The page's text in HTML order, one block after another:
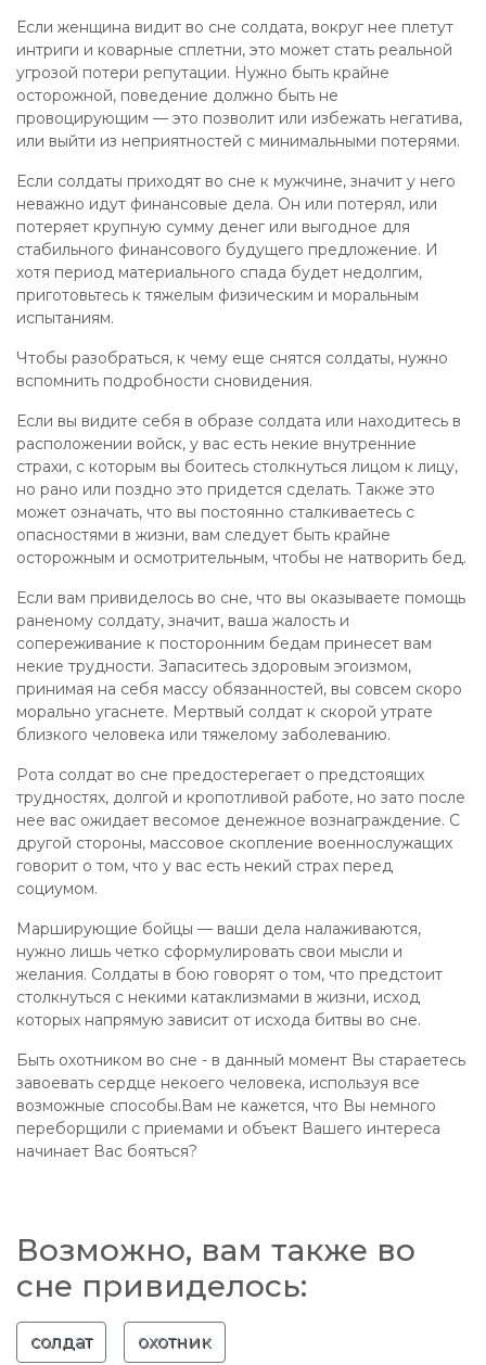
Если женщина видит во сне солдата, вокруг нее плетут
интриги и коварные сплетни, это может стать реальной
угрозой потери репутации. Нужно быть крайне
осторожной, поведение должно быть не
провоцирующим — это позволит или избежать негатива,
или выйти из неприятностей с минимальными потерями.
Если солдаты приходят во сне к мужчине, значит у него
неважно идут финансовые дела. Он или потерял, или
потеряет крупную сумму денег или выгодное для
стабильного финансового будущего предложение. И
хотя период материального спада будет недолгим,
приготовьтесь к тяжелым физическим и моральным
испытаниям.
Чтобы разобраться, к чему еще снятся солдаты, нужно
вспомнить подробности сновидения.
Если вы видите себя в образе солдата или находитесь в
расположении войск, у вас есть некие внутренние
страхи, с которым вы боитесь столкнуться лицом к лицу,
но рано или поздно это придется сделать. Также это
может означать, что вы постоянно сталкиваетесь с
опасностями в жизни, вам следует быть крайне
осторожным и осмотрительным, чтобы не натворить бед.
Если вам привиделось во сне, что вы оказываете помощь
раненому солдату, значит, ваша жалость и
сопереживание к посторонним бедам принесет вам
некие трудности. Запаситесь здоровым эгоизмом,
принимая на себя массу обязанностей, вы совсем скоро
морально угаснете. Мертвый солдат к скорой утрате
близкого человека или тяжелому заболеванию.
Рота солдат во сне предостерегает о предстоящих
трудностях, долгой и кропотливой работе, но зато после
нее вас ожидает весомое денежное вознаграждение. С
другой стороны, массовое скопление военнослужащих
говорит о том, что у вас есть некий страх перед
социумом.
Марширующие бойцы — ваши дела налаживаются,
нужно лишь четко сформулировать свои мысли и
желания. Солдаты в бою говорят о том, что предстоит
столкнуться с некими катаклизмами в жизни, исход
которых напрямую зависит от исхода битвы во сне.
Быть охотником во сне - в данный момент Вы стараетесь
завоевать сердце некоего человека, используя все
возможные способы.Вам не кажется, что Вы немного
переборщили с приемами и объект Вашего интереса
начинает Вас бояться?
Возможно, вам также во
сне привиделось:
солдат охотник